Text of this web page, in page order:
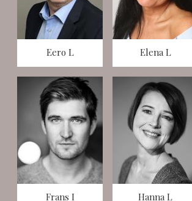
Eero L Elena L
Frans I Hanna L